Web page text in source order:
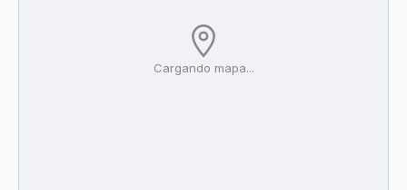
Cargando mapa...